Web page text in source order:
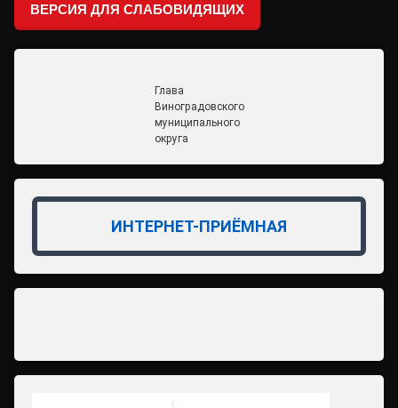
ВЕРСИЯ ДЛЯ СЛАБОВИДЯЩИХ
Глава
Виноградовского
муниципального
округа
ИНТЕРНЕТ-ПРИЁМНАЯ